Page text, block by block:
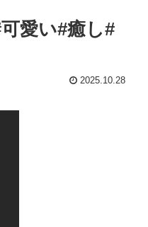
愛い#癒し#
2025.10.28